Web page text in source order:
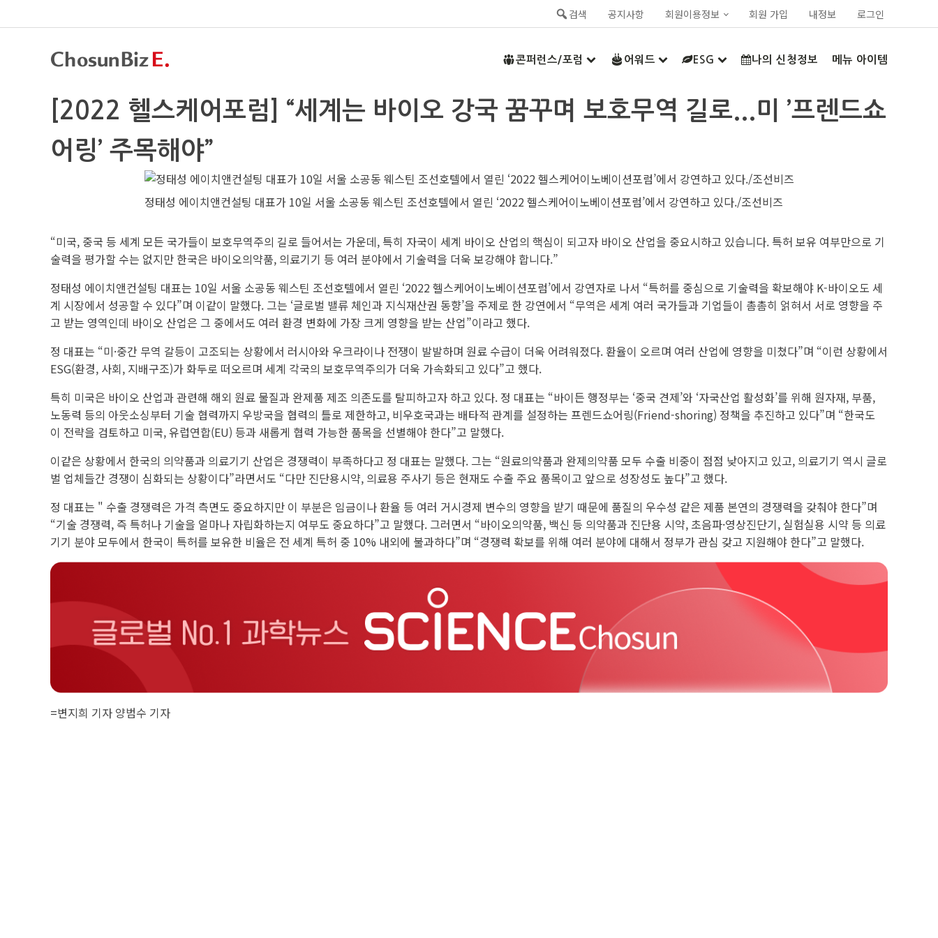
검색 공지사항 회원이용정보 회원 가입 내정보 로그인
콘퍼런스/포럼 어워드 ESG 나의 신청정보 메뉴 아이템
[2022 헬스케어포럼] “세계는 바이오 강국 꿈꾸며 보호무역 길로...미 ’프렌드쇼
어링’ 주목해야”
정태성 에이치앤컨설팅 대표가 10일 서울 소공동 웨스틴 조선호텔에서 열린 ‘2022 헬스케어이노베이션포럼’에서 강연하고 있다./조선비즈
“미국, 중국 등 세계 모든 국가들이 보호무역주의 길로 들어서는 가운데, 특히 자국이 세계 바이오 산업의 핵심이 되고자 바이오 산업을 중요시하고 있습니다. 특허 보유 여부만으로 기
술력을 평가할 수는 없지만 한국은 바이오의약품, 의료기기 등 여러 분야에서 기술력을 더욱 보강해야 합니다.”
정태성 에이치앤컨설팅 대표는 10일 서울 소공동 웨스틴 조선호텔에서 열린 ‘2022 헬스케어이노베이션포럼’에서 강연자로 나서 “특허를 중심으로 기술력을 확보해야 K-바이오도 세
계 시장에서 성공할 수 있다”며 이같이 말했다. 그는 ‘글로벌 밸류 체인과 지식재산권 동향’을 주제로 한 강연에서 “무역은 세계 여러 국가들과 기업들이 촘촘히 얽혀서 서로 영향을 주
고 받는 영역인데 바이오 산업은 그 중에서도 여러 환경 변화에 가장 크게 영향을 받는 산업”이라고 했다.
정 대표는 “미·중간 무역 갈등이 고조되는 상황에서 러시아와 우크라이나 전쟁이 발발하며 원료 수급이 더욱 어려워졌다. 환율이 오르며 여러 산업에 영향을 미쳤다”며 “이런 상황에서
ESG(환경, 사회, 지배구조)가 화두로 떠오르며 세계 각국의 보호무역주의가 더욱 가속화되고 있다”고 했다.
특히 미국은 바이오 산업과 관련해 해외 원료 물질과 완제품 제조 의존도를 탈피하고자 하고 있다. 정 대표는 “바이든 행정부는 ‘중국 견제’와 ‘자국산업 활성화’를 위해 원자재, 부품,
노동력 등의 아웃소싱부터 기술 협력까지 우방국을 협력의 틀로 제한하고, 비우호국과는 배타적 관계를 설정하는 프렌드쇼어링(Friend-shoring) 정책을 추진하고 있다”며 “한국도
이 전략을 검토하고 미국, 유럽연합(EU) 등과 새롭게 협력 가능한 품목을 선별해야 한다”고 말했다.
이같은 상황에서 한국의 의약품과 의료기기 산업은 경쟁력이 부족하다고 정 대표는 말했다. 그는 “원료의약품과 완제의약품 모두 수출 비중이 점점 낮아지고 있고, 의료기기 역시 글로
벌 업체들간 경쟁이 심화되는 상황이다”라면서도 “다만 진단용시약, 의료용 주사기 등은 현재도 수출 주요 품목이고 앞으로 성장성도 높다”고 했다.
정 대표는 " 수출 경쟁력은 가격 측면도 중요하지만 이 부분은 임금이나 환율 등 여러 거시경제 변수의 영향을 받기 때문에 품질의 우수성 같은 제품 본연의 경쟁력을 갖춰야 한다”며
“기술 경쟁력, 즉 특허나 기술을 얼마나 자립화하는지 여부도 중요하다”고 말했다. 그러면서 “바이오의약품, 백신 등 의약품과 진단용 시약, 초음파·영상진단기, 실험실용 시약 등 의료
기기 분야 모두에서 한국이 특허를 보유한 비율은 전 세계 특허 중 10% 내외에 불과하다”며 “경쟁력 확보를 위해 여러 분야에 대해서 정부가 관심 갖고 지원해야 한다”고 말했다.
=변지희 기자 양범수 기자